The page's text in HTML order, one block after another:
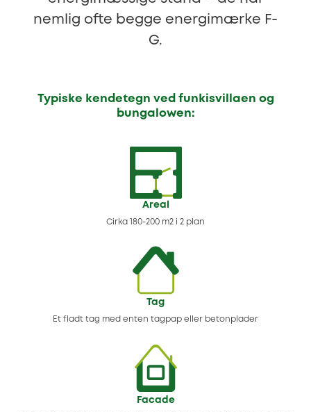
nemlig ofte begge energimærke F-
G.
Typiske kendetegn ved funkisvillaen og
bungalowen:
Areal
Cirka 180-200 m2 i 2 plan
Tag
Et fladt tag med enten tagpap eller betonplader
Facade